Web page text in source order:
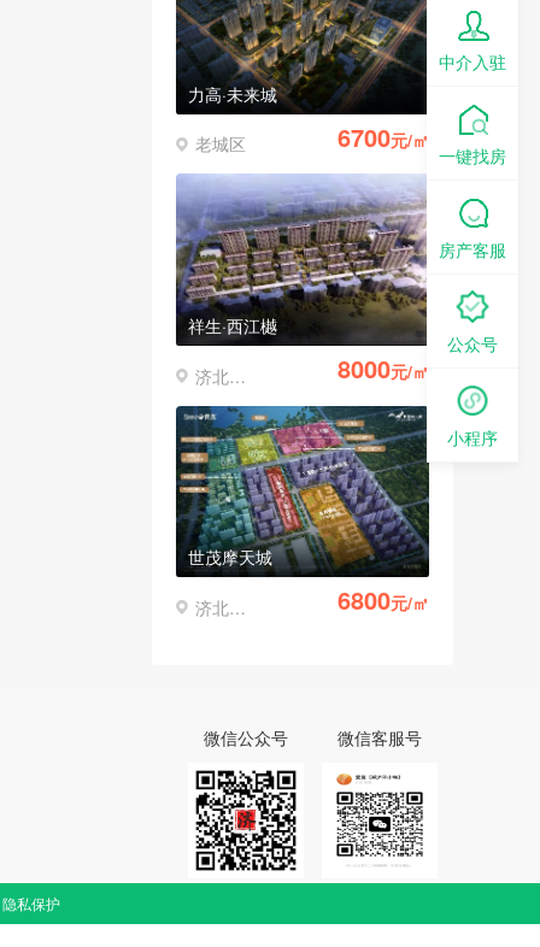
力高·未来城
老城区 6700元/㎡
祥生·西江樾
济北开发区 8000元/㎡
世茂摩天城
济北开发区 6800元/㎡
微信公众号 微信客服号
隐私保护
中介入驻
一键找房
房产客服
公众号
小程序